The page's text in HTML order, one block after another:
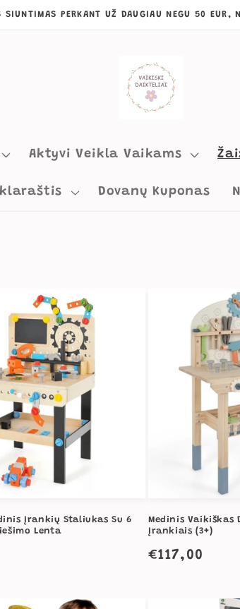
SIUNTIMAS PERKANT UŽ DAUGIAU NEGU 50 EUR,
Aktyvi Veikla Vaikams
Dovanų Kuponas
Įrankių Staliukas Su 6
Lenta
Medinis Vaikiškas
Įrankiais (3+)
Įprasta
€117,00